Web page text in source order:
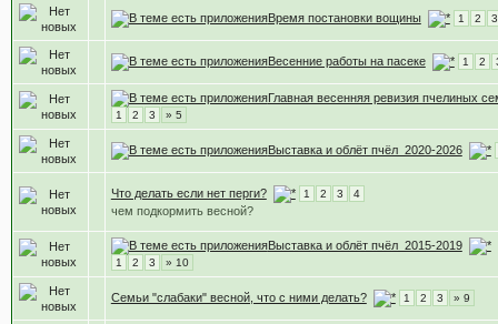
Время постановки вощины 1 2 3
Весенние работы на пасеке 1 2
Главная весенняя ревизия пчелиных
1 2 3 » 5
Выставка и облёт пчёл_2020-2026
Что делать если нет перги? 1 2 3 4
чем подкормить весной?
Выставка и облёт пчёл_2015-2019
1 2 3 » 10
Семьи "слабаки" весной, что с ними делать? 1 2 3 » 9